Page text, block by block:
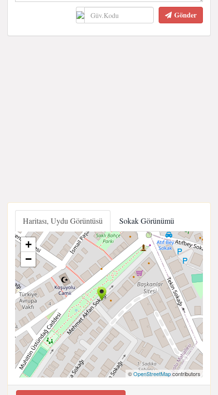
Gönder
Haritası, Uydu Görüntüsü Sokak Görünümü
+
−
©OpenStreetMapcontributors